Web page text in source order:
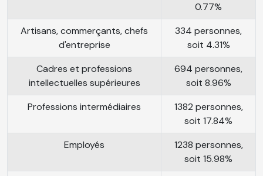
0.77%
Artisans, commerçants, chefs
d'entreprise
334 personnes,
soit 4.31%
Cadres et professions
intellectuelles supérieures
694 personnes,
soit 8.96%
Professions intermédiaires
1382 personnes,
soit 17.84%
Employés
1238 personnes,
soit 15.98%